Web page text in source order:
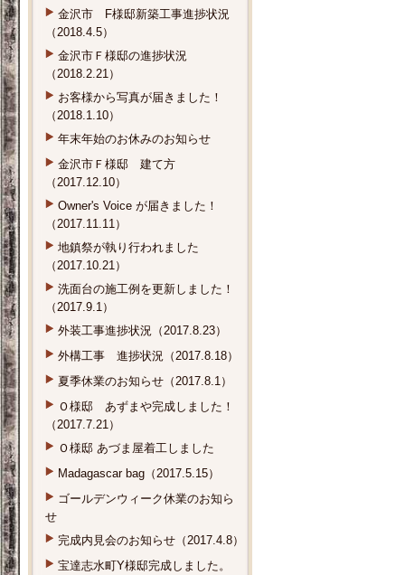
金沢市 F様邸新築工事進捗状況
（2018.4.5）
金沢市Ｆ様邸の進捗状況
（2018.2.21）
お客様から写真が届きました！
（2018.1.10）
年末年始のお休みのお知らせ
金沢市Ｆ様邸 建て方
（2017.12.10）
Owner's Voice が届きました！
（2017.11.11）
地鎮祭が執り行われました
（2017.10.21）
洗面台の施工例を更新しました！
（2017.9.1）
外装工事進捗状況（2017.8.23）
外構工事 進捗状況（2017.8.18）
夏季休業のお知らせ（2017.8.1）
Ｏ様邸 あずまや完成しました！
（2017.7.21）
Ｏ様邸 あづま屋着工しました
Madagascar bag（2017.5.15）
ゴールデンウィーク休業のお知ら
せ
完成内見会のお知らせ（2017.4.8）
宝達志水町Y様邸完成しました。